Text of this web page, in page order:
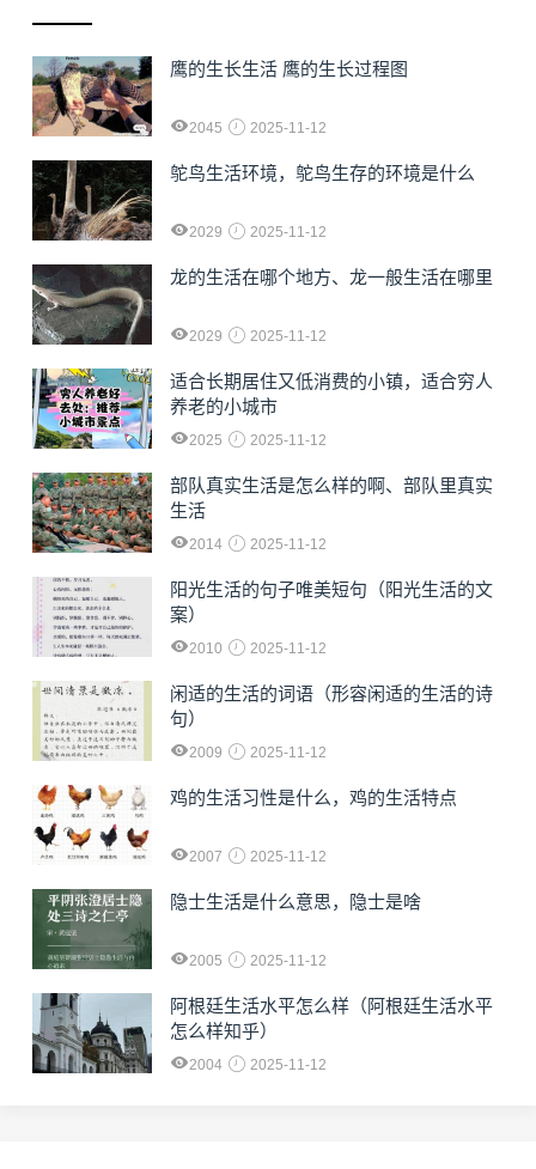
鹰的生长生活 鹰的生长过程图
2045 2025-11-12
鸵鸟生活环境，鸵鸟生存的环境是什么
2029 2025-11-12
龙的生活在哪个地方、龙一般生活在哪里
2029 2025-11-12
适合长期居住又低消费的小镇，适合穷人
养老的小城市
2025 2025-11-12
部队真实生活是怎么样的啊、部队里真实
生活
2014 2025-11-12
阳光生活的句子唯美短句（阳光生活的文
案）
2010 2025-11-12
闲适的生活的词语（形容闲适的生活的诗
句）
2009 2025-11-12
鸡的生活习性是什么，鸡的生活特点
2007 2025-11-12
隐士生活是什么意思，隐士是啥
2005 2025-11-12
阿根廷生活水平怎么样（阿根廷生活水平
怎么样知乎）
2004 2025-11-12